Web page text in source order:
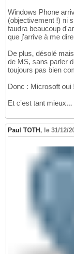
Windows Phone
(objectivement !) ni
faudra beaucoup
que j'arrive à me
De plus, désolé
de MS, sans parler
toujours pas bien
Donc : Microsoft oui
Et c'est tant mieux...
Paul TOTH , le 31/12/